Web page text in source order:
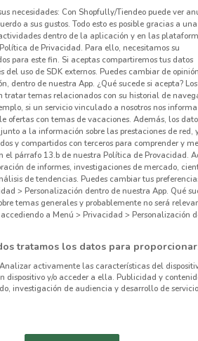
IZTACALCO
CARRANZA
necesidades: Con Shopfully/Tiendeo puede ver
a sus gustos. Todo esto es posible gracias a
dentro de la aplicación y en las
de Privacidad. Para ello, necesitamos su
para este fin. Si aceptas compartiremos tus datos
del uso de SDK externos. Puedes cambiar de
dentro de nuestra App. ¿Qué sucede si acepta? Los
temas relacionados con su historial de
si un servicio vinculado a nosotros nos
ofertas con temas de vacaciones. Además, los
a la información sobre las prestaciones de red,
y compartidos con terceros para comprender y
párrafo 13.b de nuestra Política de Provacidad.
de informes, investigaciones de mercado,
de tendencias. Puedes cambiar tus
> Personalización dentro de nuestra App. Qué
temas generales y probablemente no será
a Menú > Privacidad > Personalización
tratamos los datos para
activamente las características del
y/o acceder a ella. Publicidad y
investigación de audiencia y desarrollo de